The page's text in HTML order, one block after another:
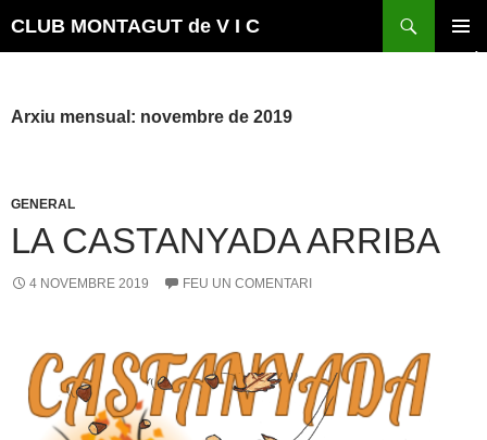
CLUB MONTAGUT de V I C
Arxiu mensual: novembre de 2019
GENERAL
LA CASTANYADA ARRIBA
4 NOVEMBRE 2019 FEU UN COMENTARI